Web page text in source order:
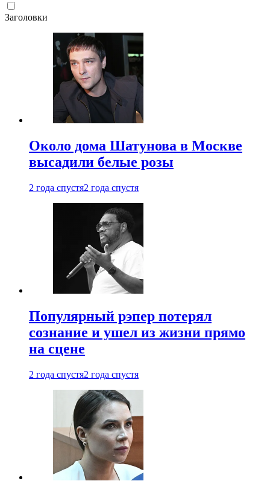
Заголовки
Около дома Шатунова в Москве
высадили белые розы
2 года спустя2 года спустя
Популярный рэпер потерял
сознание и ушел из жизни прямо
на сцене
2 года спустя2 года спустя